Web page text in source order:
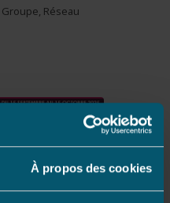
À propos des cookies
Groupe, Réseau